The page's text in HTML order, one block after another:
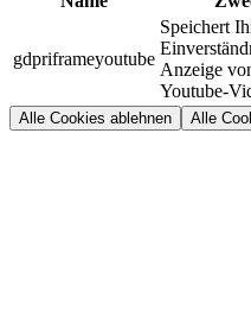
gdpriframeyoutube
Speichert
Anzeige
Youtube-
Alle Cookies ablehnen Alle